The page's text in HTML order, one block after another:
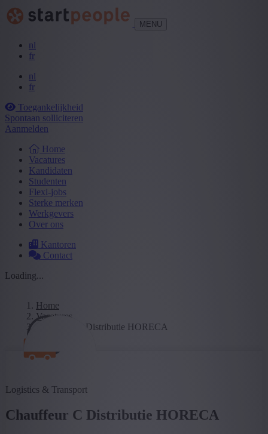
MENU
nl
fr
nl
fr
Toegankelijkheid
Spontaan solliciteren
Aanmelden
Home
Vacatures
Kandidaten
Studenten
Flexi-jobs
Sterke merken
Werkgevers
Over ons
Kantoren
Contact
Loading...
Home
Vacatures
Chauffeur C Distributie HORECA
Logistics & Transport
Chauffeur C Distributie HORECA